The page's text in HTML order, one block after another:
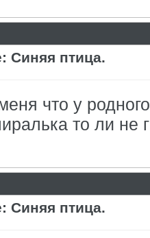
Синяя птица.
что у
то ли не
Синяя птица.